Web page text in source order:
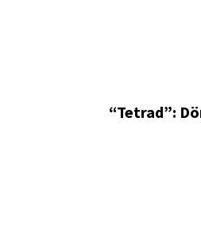
“Tetrad”: